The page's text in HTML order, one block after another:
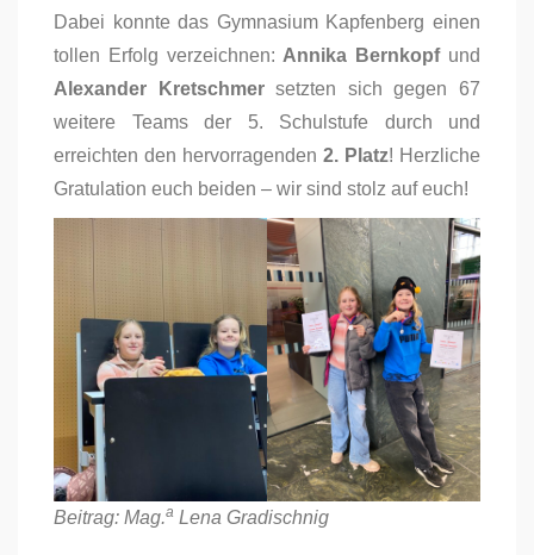
Dabei konnte das Gymnasium Kapfenberg einen
tollen Erfolg verzeichnen: Annika Bernkopf und
Alexander Kretschmersetzten sich gegen 67
weitere Teams der 5. Schulstufe durch und
erreichten den hervorragenden 2. Platz! Herzliche
Gratulation euch beiden – wir sind stolz auf euch!
Beitrag: Mag.a Lena Gradischnig